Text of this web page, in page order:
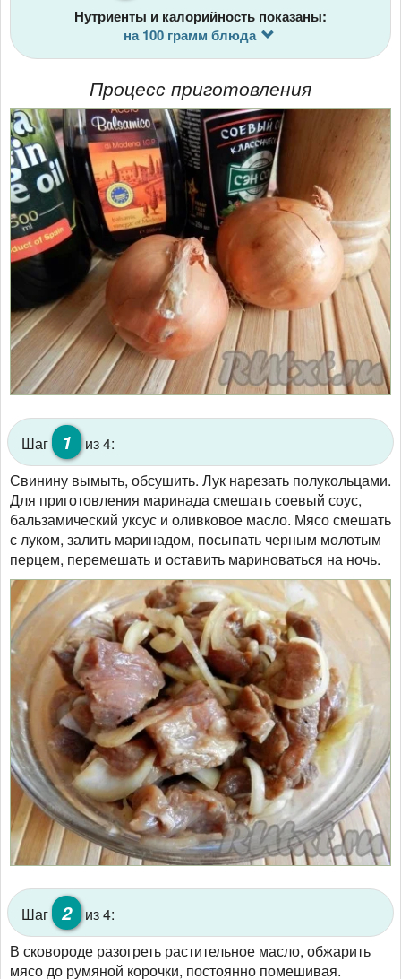
Нутриенты и калорийность показаны:
на 100 грамм блюда
Процесс приготовления
Шаг 1
из 4:
Свинину вымыть, обсушить. Лук нарезать полукольцами.
Для приготовления маринада смешать соевый соус,
бальзамический уксус и оливковое масло. Мясо смешать
с луком, залить маринадом, посыпать черным молотым
перцем, перемешать и оставить мариноваться на ночь.
Шаг 2
из 4:
В сковороде разогреть растительное масло, обжарить
мясо до румяной корочки, постоянно помешивая.